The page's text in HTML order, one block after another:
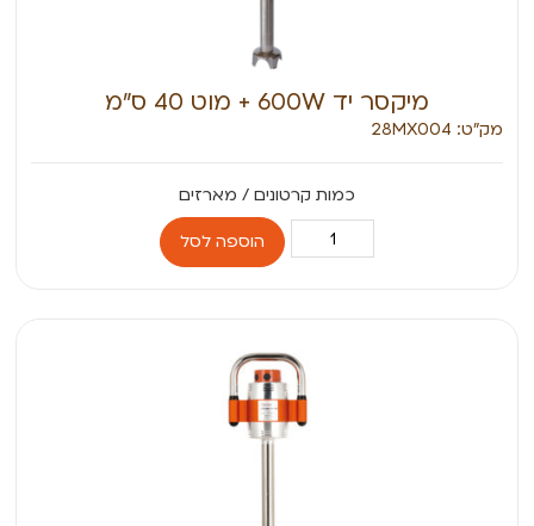
מיקסר יד 600W + מוט 40 ס”מ
מק״ט: 28MX004
הוספה לסל